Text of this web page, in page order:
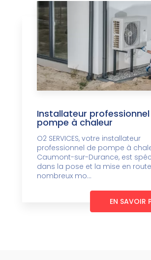
Installateur
pompe à chaleur
O2 SERVICES, votre installateur
professionnel de pompe à
Caumont-sur-Durance, est
dans la pose et la mise en
nombreux mo...
EN SAVOIR